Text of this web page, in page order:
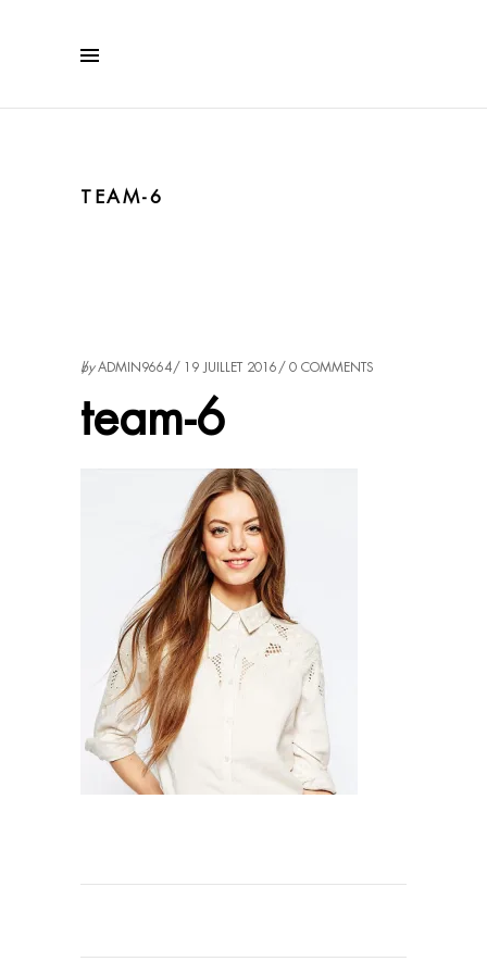
TEAM-6
byADMIN9664 19 JUILLET 2016 0 COMMENTS
team-6